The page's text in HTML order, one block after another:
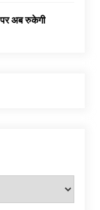
अब रुकेगी